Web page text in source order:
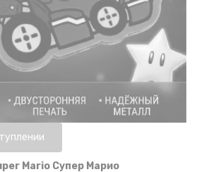
Mario Супер Марио